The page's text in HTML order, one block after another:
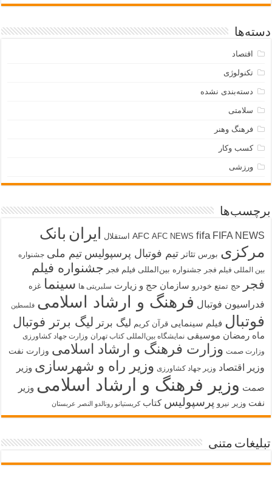
دسته‌ها
اقتصاد
تکنولوژی
دسته‌بندی نشده
سلامتی
فرهنگ وهنر
کسب وکار
ورزشی
برچسب‌ها
AFC AFC NEWS fifa FIFA NEWS استقلال ایران بانک
مرکزی بورس تئاتر تیم فوتبال پرسپولیس تیم ملی جشنواره
بین المللی فیلم فجر جشنواره بین‌المللی فیلم فجر جشنواره فیلم
فجر
حج تمتع خودرو سازمان حج و زیارت سلبریتی ها سینما غزه
فدراسیون فوتبال فرهنگ و ارشاد اسلامی فلسطین
فوتبال فیلم سینمایی قرآن کریم لیگ برتر لیگ برتر فوتبال
ماه رمضان موسیقی نمایشگاه بین‌المللی کتاب تهران وزارت جهاد کشاورزی
وزارت صمت وزارت فرهنگ و ارشاد اسلامی وزارت نفت
وزیر اقتصاد وزیر جهاد کشاورزی وزیر راه و شهرسازی وزیر
صمت وزیر فرهنگ و ارشاد اسلامی وزیر
نفت وزیر نیرو پرسپولیس کتاب کریستیانو رونالدو النصر عربستان
تبلیغات متنی